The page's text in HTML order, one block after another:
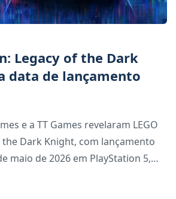
Legacy of the Dark
data de lançamento
e a TT Games revelaram LEGO
the Dark Knight, com lançamento
maio de 2026 em PlayStation 5,
promete levar os fãs a um...